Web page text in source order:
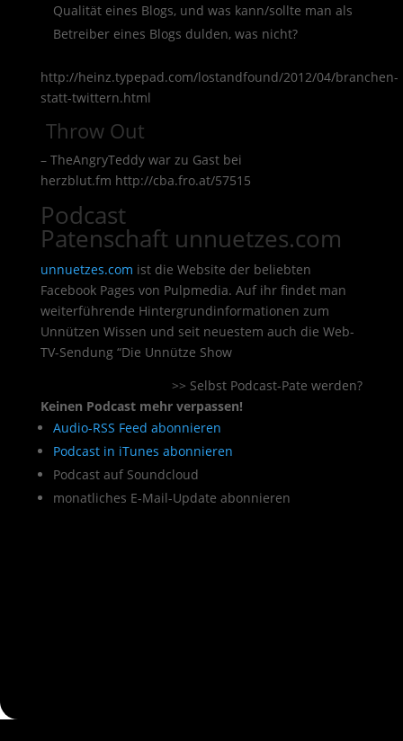
Qualität eines Blogs, und was kann/sollte man als
Betreiber eines Blogs dulden, was nicht?
http://heinz.typepad.com/lostandfound/2012/04/branchen-
statt-twittern.html
Throw Out
– TheAngryTeddy war zu Gast bei
herzblut.fm http://cba.fro.at/57515
Podcast
Patenschaft unnuetzes.com
unnuetzes.com ist die Website der beliebten
Facebook Pages von Pulpmedia. Auf ihr findet man
weiterführende Hintergrundinformationen zum
Unnützen Wissen und seit neuestem auch die Web-
TV-Sendung “Die Unnütze Show
>> Selbst Podcast-Pate werden?
Keinen Podcast mehr verpassen!
Audio-RSS Feed abonnieren
Podcast in iTunes abonnieren
Podcast auf Soundcloud
monatliches E-Mail-Update abonnieren